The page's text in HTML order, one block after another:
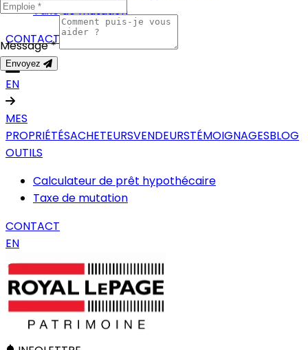
Taxe de mutation
CONTACT
EN
MES
PROPRIÉTÉSACHETEURSVENDEURSTÉMOIGNAGESBLOG
OUTILS
Calculateur de prêt hypothécaire
Taxe de mutation
CONTACT
EN
Message *
Envoyez